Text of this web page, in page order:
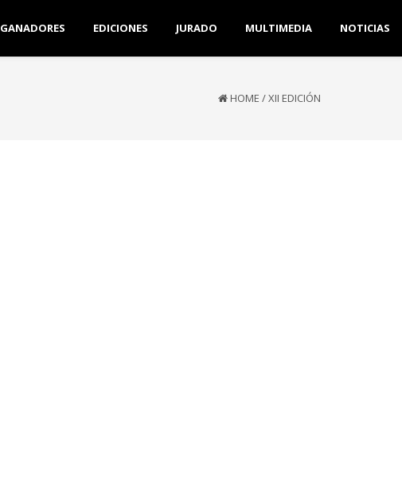
GANADORES EDICIONES JURADO MULTIMEDIA NOTICIAS
HOME /XII EDICIÓN